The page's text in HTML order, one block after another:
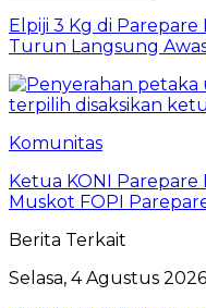
Elpiji 3 Kg di
Turun Langsung
Komunitas
Ketua KONI
Muskot FOPI
Berita Terkait
Selasa, 4 Agustus